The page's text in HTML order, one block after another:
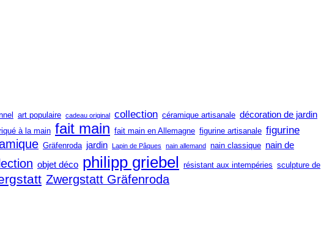
art populaire cadeau original collection céramique artisanale décoration de jardin
à la main fait main fait main en Allemagne figurine artisanale figurine
Gräfenroda jardin Lapin de Pâques nain allemand nain classique nain de
objet déco philipp griebel résistant aux intempéries sculpture de
Zwergstatt Gräfenroda